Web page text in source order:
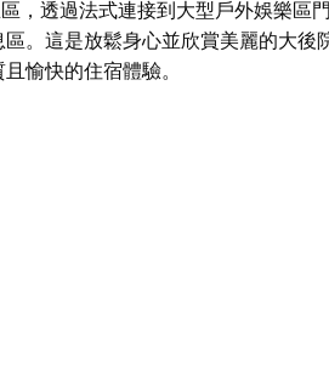
，透過法式連接到大型戶外娛樂區
。這是放鬆身心並欣賞美麗的大後
愉快的住宿體驗。
休息區。這是放鬆身心並欣賞美麗
優質且愉快的住宿體驗。